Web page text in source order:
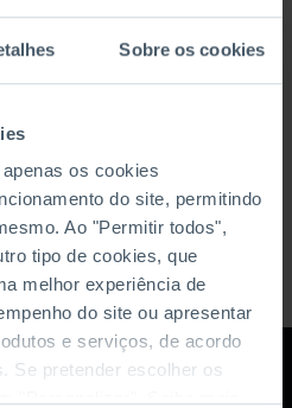
Sobre os cookies
os cookies
do site, permitindo
Ao "Permitir todos",
tipo de cookies, que
melhor experiência de
do site ou apresentar
e serviços, de acordo
Se pretender escolher os